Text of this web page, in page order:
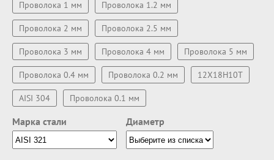
Проволока 1 мм Проволока 1.2 мм
Проволока 2 мм Проволока 2.5 мм
Проволока 3 мм Проволока 4 мм Проволока 5 мм
Проволока 0.4 мм Проволока 0.2 мм 12Х18Н10Т
AISI 304 Проволока 0.1 мм
Марка стали Диаметр